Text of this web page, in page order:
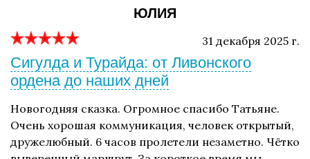
ЮЛИЯ
31 декабря 2025 г.
Сигулда и Турайда: от Ливонского
ордена до наших дней
Новогодняя сказка. Огромное спасибо Татьяне.
Очень хорошая коммуникация, человек открытый,
дружелюбный. 6 часов пролетели незаметно. Чётко